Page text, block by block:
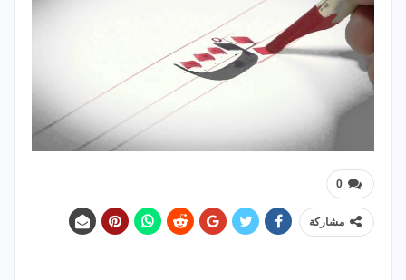
0
مشاركة